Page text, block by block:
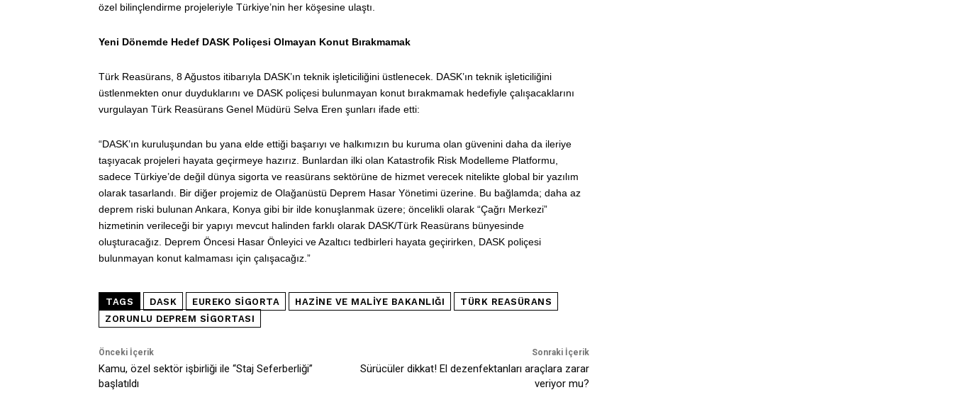
özel bilinçlendirme projeleriyle Türkiye’nin her köşesine ulaştı.
Yeni Dönemde Hedef DASK Poliçesi Olmayan Konut Bırakmamak
Türk Reasürans, 8 Ağustos itibarıyla DASK’ın teknik işleticiliğini üstlenecek. DASK’ın teknik işleticiliğini
üstlenmekten onur duyduklarını ve DASK poliçesi bulunmayan konut bırakmamak hedefiyle çalışacaklarını
vurgulayan Türk Reasürans Genel Müdürü Selva Eren şunları ifade etti:
“DASK’ın kuruluşundan bu yana elde ettiği başarıyı ve halkımızın bu kuruma olan güvenini daha da ileriye
taşıyacak projeleri hayata geçirmeye hazırız. Bunlardan ilki olan Katastrofik Risk Modelleme Platformu,
sadece Türkiye’de değil dünya sigorta ve reasürans sektörüne de hizmet verecek nitelikte global bir yazılım
olarak tasarlandı. Bir diğer projemiz de Olağanüstü Deprem Hasar Yönetimi üzerine. Bu bağlamda; daha az
deprem riski bulunan Ankara, Konya gibi bir ilde konuşlanmak üzere; öncelikli olarak “Çağrı Merkezi”
hizmetinin verileceği bir yapıyı mevcut halinden farklı olarak DASK/Türk Reasürans bünyesinde
oluşturacağız. Deprem Öncesi Hasar Önleyici ve Azaltıcı tedbirleri hayata geçirirken, DASK poliçesi
bulunmayan konut kalmaması için çalışacağız.”
TAGS DASK EUREKO SIGORTA HAZINE VE MALIYE BAKANLIĞI
TÜRK REASÜRANS
ZORUNLU DEPREM SIGORTASI
Önceki İçerik
Kamu, özel sektör işbirliği ile “Staj Seferberliği”
başlatıldı
Sonraki İçerik
Sürücüler dikkat! El dezenfektanları araçlara zarar
veriyor mu?